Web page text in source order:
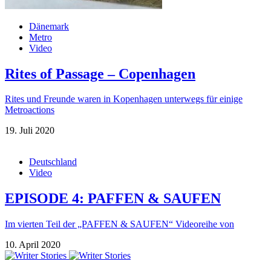
Dänemark
Metro
Video
Rites of Passage – Copenhagen
Rites und Freunde waren in Kopenhagen unterwegs für einige
Metroactions
19. Juli 2020
Deutschland
Video
EPISODE 4: PAFFEN & SAUFEN
Im vierten Teil der „PAFFEN & SAUFEN“ Videoreihe von
10. April 2020